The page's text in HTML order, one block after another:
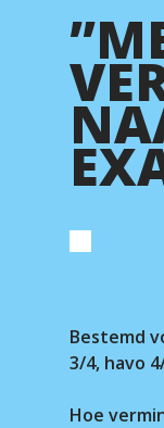
Bestemd
3/4, havo
Hoe